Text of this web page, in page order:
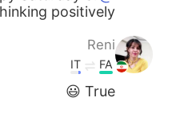
positively? 😁
Reni
FA
IT
True 😃